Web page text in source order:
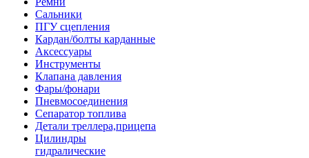
Сальники
ПГУ сцепления
Кардан/болты карданные
Аксессуары
Инструменты
Клапана давления
Фары/фонари
Пневмосоединения
Сепаратор топлива
Детали треллера,прицепа
Цилиндры
гидралические